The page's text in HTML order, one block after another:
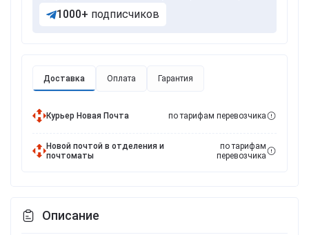
Доставка Оплата Гарантия
Курьер Новая Почта по тарифам перевозчика
Новой почтой в отделения и
почтоматы
по тарифам
перевозчика
1000+ подписчиков
Описание